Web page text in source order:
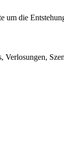
um die
Verlosungen,